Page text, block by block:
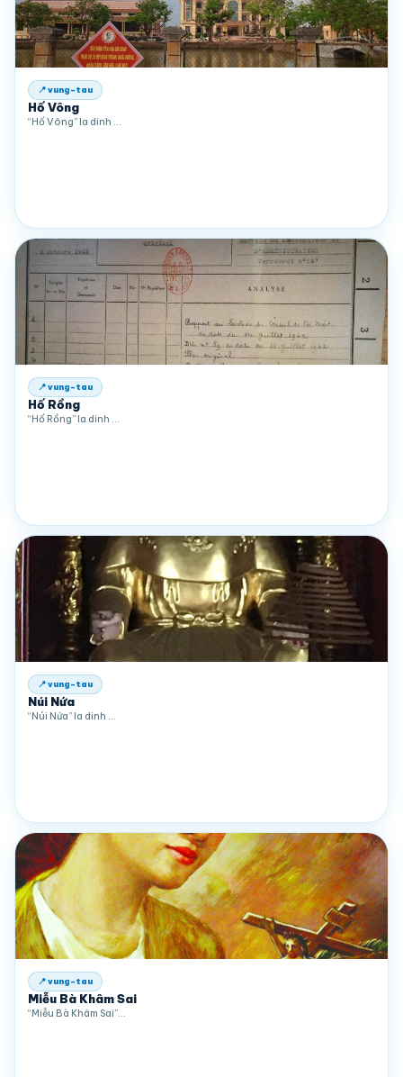
📍 vung-tau
Hố Vông
“Hố Vông” la dinh …
📍 vung-tau
Hố Rồng
“Hố Rồng” la dinh …
📍 vung-tau
Núi Nứa
“Núi Nứa” la dinh …
📍 vung-tau
Miễu Bà Khâm Sai
“Miễu Bà Khâm Sai”…